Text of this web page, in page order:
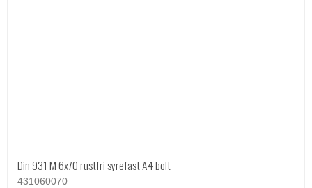
Din 931 M 6x70 rustfri syrefast A4 bolt
431060070